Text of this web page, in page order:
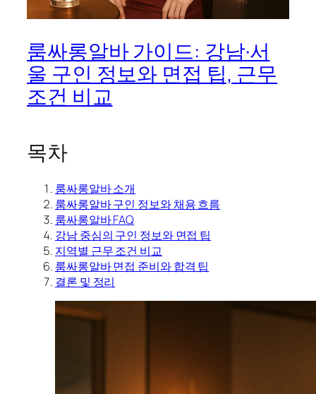
룸싸롱알바 가이드: 강남·서
울 구인 정보와 면접 팁, 근무
조건 비교
목차
룸싸롱알바 소개
룸싸롱알바 구인 정보와 채용 흐름
룸싸롱알바 FAQ
강남 중심의 구인 정보와 면접 팁
지역별 근무 조건 비교
룸싸롱알바 면접 준비와 합격 팁
결론 및 정리